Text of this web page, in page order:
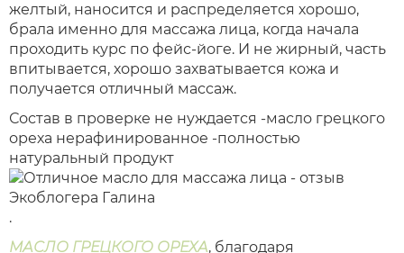
желтый, наносится и распределяется хорошо,
брала именно для массажа лица, когда начала
проходить курс по фейс-йоге. И не жирный, часть
впитывается, хорошо захватывается кожа и
получается отличный массаж.
Состав в проверке не нуждается -масло грецкого
ореха нерафинированное -полностью
натуральный продукт
.
МАСЛО ГРЕЦКОГО ОРЕХА, благодаря